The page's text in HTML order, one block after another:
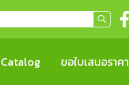
ขอใบเสนอราคา